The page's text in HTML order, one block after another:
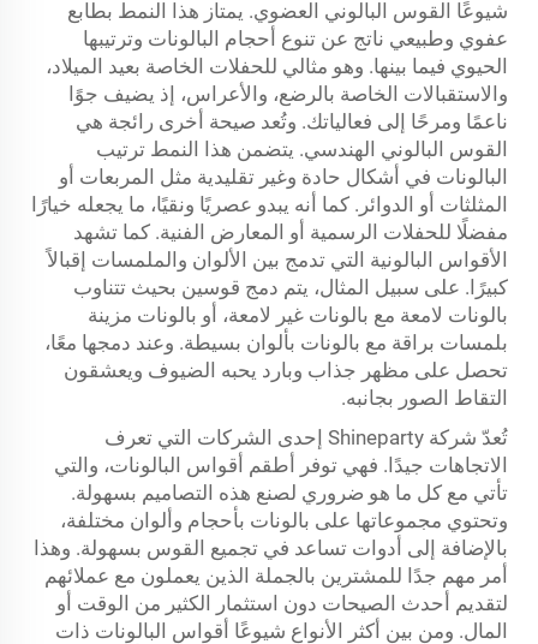
شيوعًا القوس البالوني العضوي. يمتاز هذا النمط بطابع
عفوي وطبيعي ناتج عن تنوع أحجام البالونات وترتيبها
الحيوي فيما بينها. وهو مثالي للحفلات الخاصة بعيد الميلاد،
والاستقبالات الخاصة بالرضع، والأعراس، إذ يضيف جوًا
ناعمًا ومرحًا إلى فعالياتك. وتُعد صيحة أخرى رائجة هي
القوس البالوني الهندسي. يتضمن هذا النمط ترتيب
البالونات في أشكال حادة وغير تقليدية مثل المربعات أو
المثلثات أو الدوائر. كما أنه يبدو عصريًا ونقيًا، ما يجعله خيارًا
مفضلًا للحفلات الرسمية أو المعارض الفنية. كما تشهد
الأقواس البالونية التي تدمج بين الألوان والملمسات إقبالاً
كبيرًا. على سبيل المثال، يتم دمج قوسين بحيث تتناوب
بالونات لامعة مع بالونات غير لامعة، أو بالونات مزينة
بلمسات براقة مع بالونات بألوان بسيطة. وعند دمجها معًا،
تحصل على مظهر جذاب وبارد يحبه الضيوف ويعشقون
التقاط الصور بجانبه.
تُعدّ شركة Shineparty إحدى الشركات التي تعرف
الاتجاهات جيدًا. فهي توفر أطقم أقواس البالونات، والتي
تأتي مع كل ما هو ضروري لصنع هذه التصاميم بسهولة.
وتحتوي مجموعاتها على بالونات بأحجام وألوان مختلفة،
بالإضافة إلى أدوات تساعد في تجميع القوس بسهولة. وهذا
أمر مهم جدًا للمشترين بالجملة الذين يعملون مع عملائهم
لتقديم أحدث الصيحات دون استثمار الكثير من الوقت أو
المال. ومن بين أكثر الأنواع شيوعًا أقواس البالونات ذات